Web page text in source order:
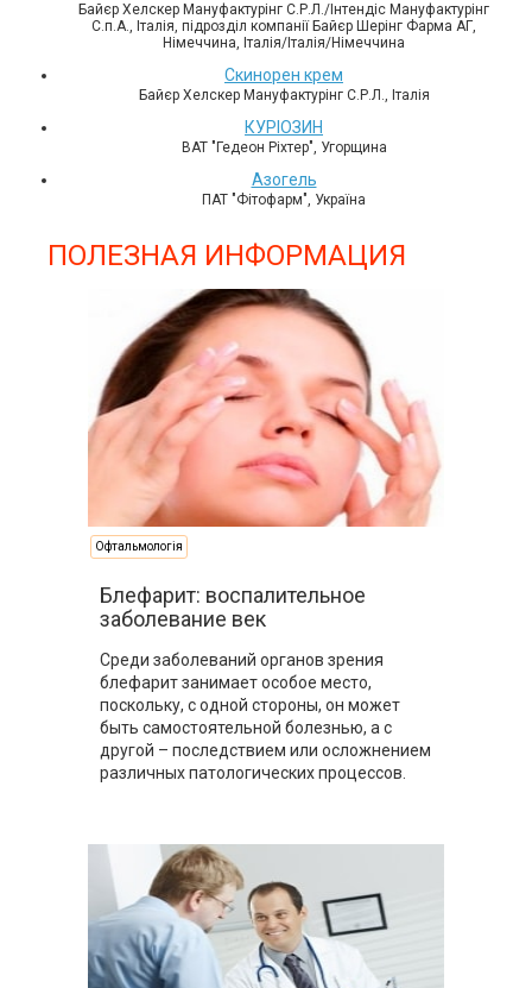
Байєр Хелскер Мануфактурінг С.Р.Л./Інтендіс Мануфактурінг
С.п.А., Італія, підрозділ компанії Байєр Шерінг Фарма АГ,
Німеччина, Італія/Італія/Німеччина
Скинорен крем
Байєр Хелскер Мануфактурінг С.Р.Л., Італія
КУРІОЗИН
ВАТ "Гедеон Ріхтер", Угорщина
Азогель
ПАТ "Фітофарм", Україна
ПОЛЕЗНАЯ ИНФОРМАЦИЯ
Офтальмологія
Блефарит: воспалительное
заболевание век
Среди заболеваний органов зрения
блефарит занимает особое место,
поскольку, с одной стороны, он может
быть самостоятельной болезнью, а с
другой – последствием или осложнением
различных патологических процессов.